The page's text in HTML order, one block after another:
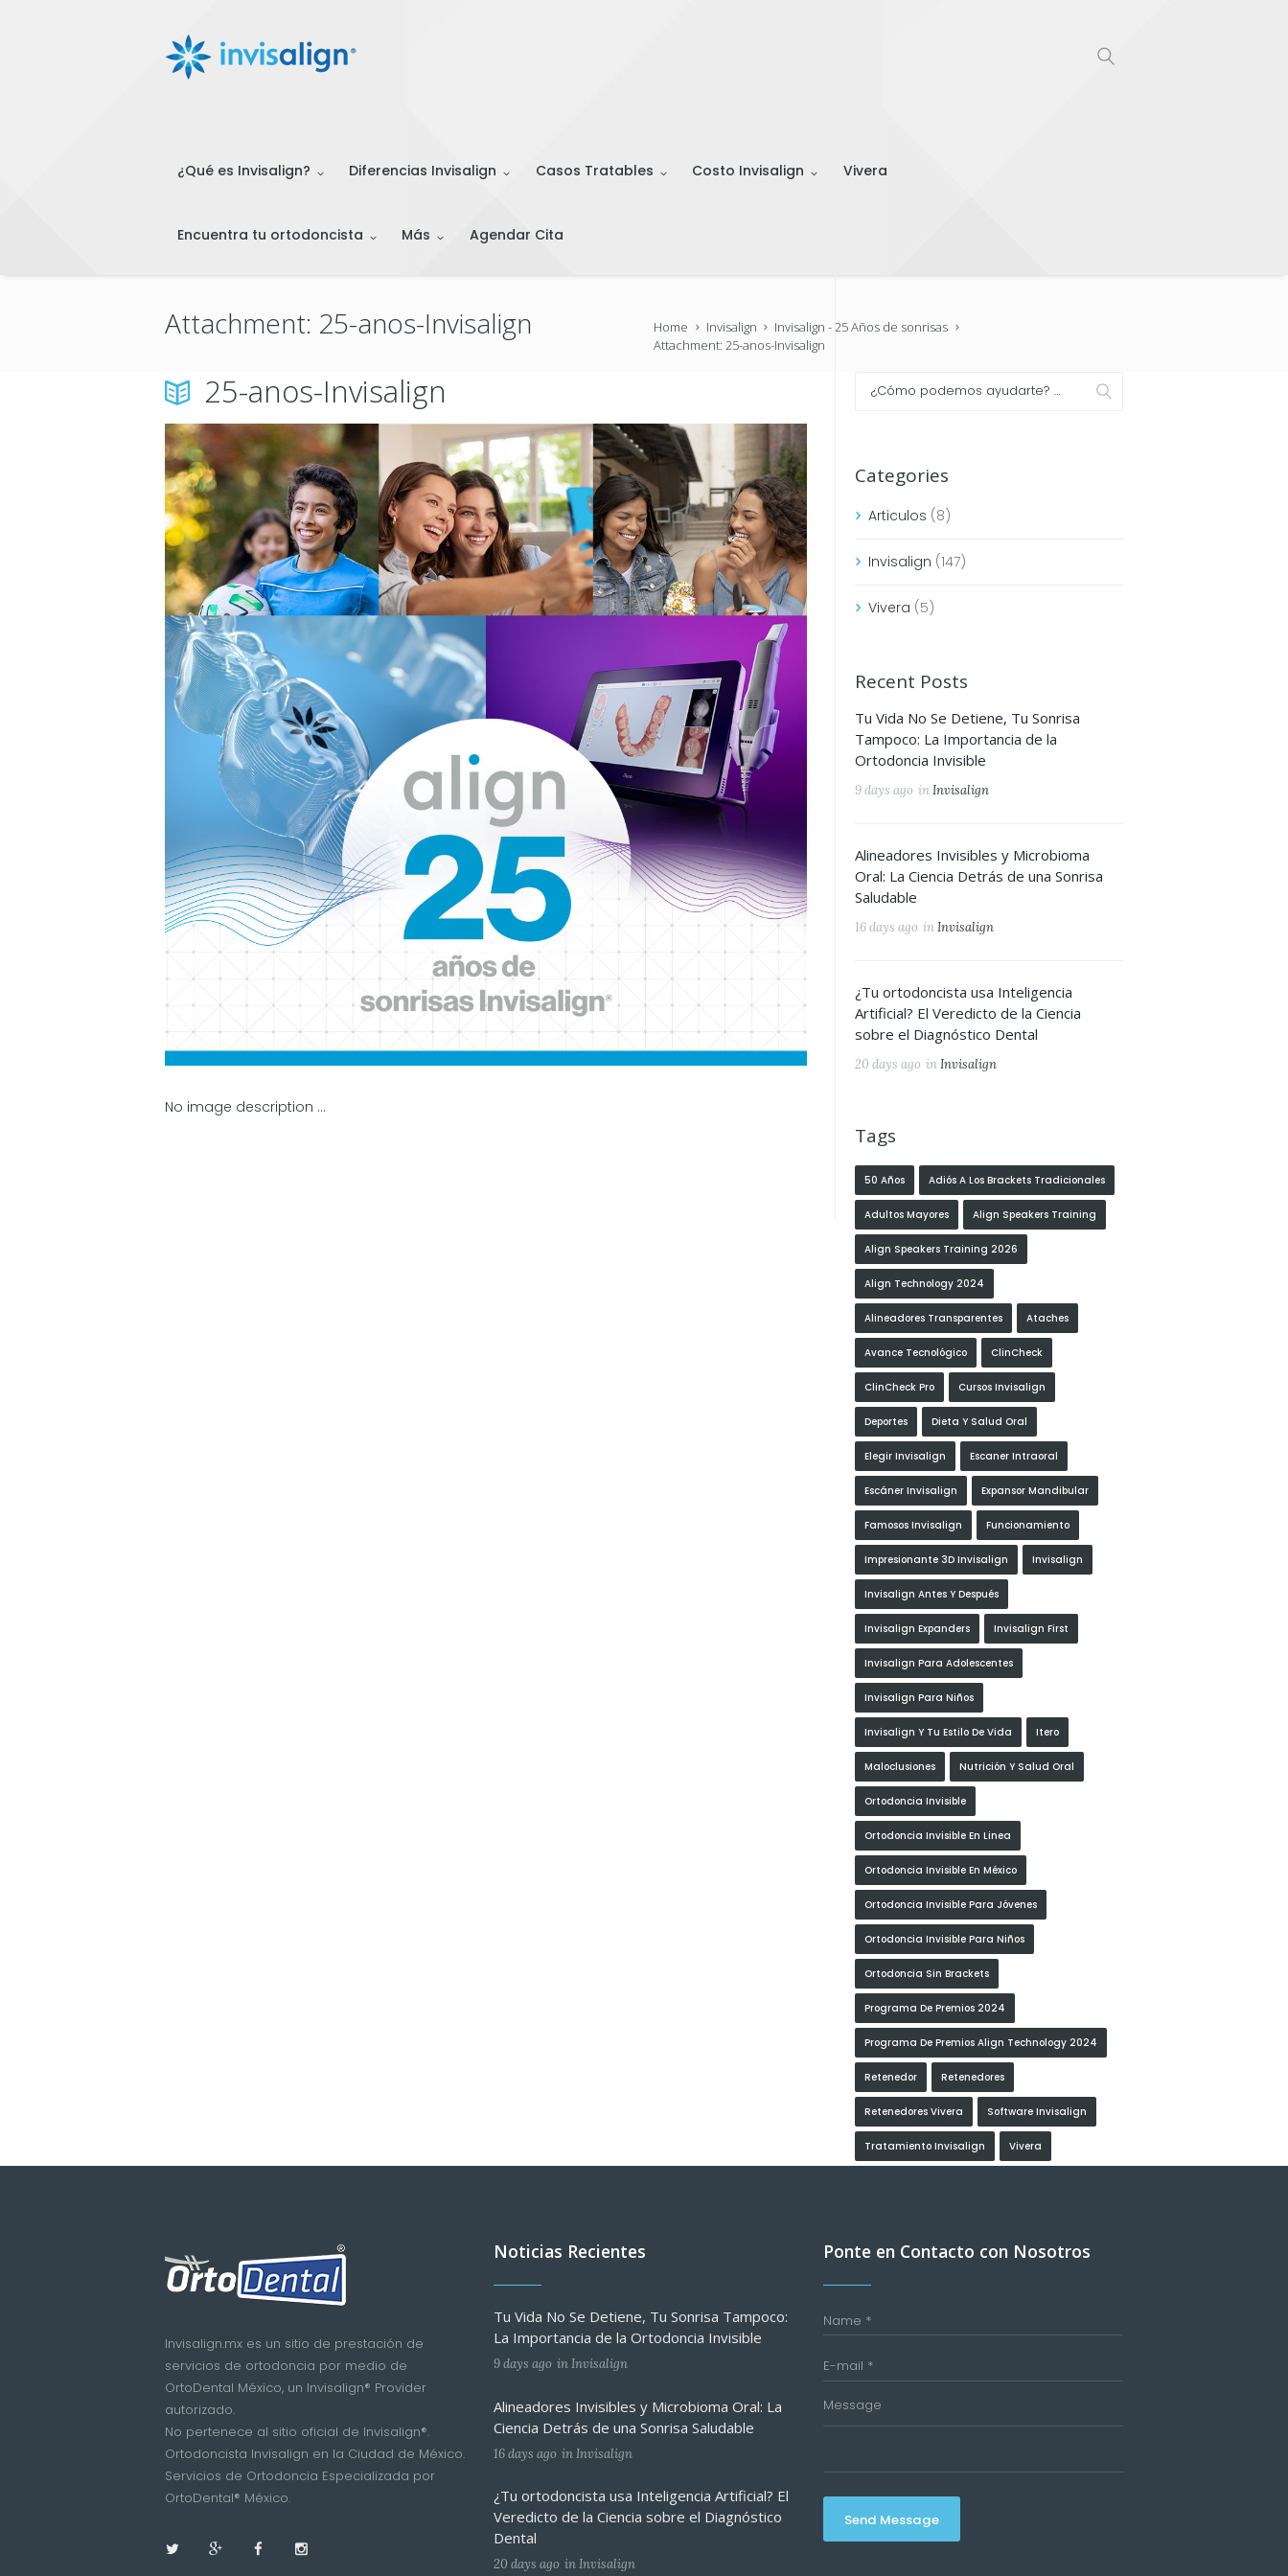
¿Qué es Invisalign? Diferencias Invisalign Casos Tratables Costo Invisalign Vivera
Encuentra tu ortodoncista Más Agendar Cita
Attachment: 25-anos-Invisalign Home Invisalign
Invisalign - 25 Años de sonrisas
Attachment: 25-anos-Invisalign
25-anos-Invisalign
Next item
No image description ...
Categories
Articulos (8)
Invisalign (147)
Vivera (5)
Recent Posts
Tu Vida No Se Detiene, Tu Sonrisa
Tampoco: La Importancia de la
Ortodoncia Invisible
9 days ago inInvisalign
Alineadores Invisibles y Microbioma
Oral: La Ciencia Detrás de una Sonrisa
Saludable
16 days ago inInvisalign
¿Tu ortodoncista usa Inteligencia
Artificial? El Veredicto de la Ciencia
sobre el Diagnóstico Dental
20 days ago inInvisalign
Tags
50 Años Adiós A Los Brackets Tradicionales
Adultos Mayores Align Speakers Training
Align Speakers Training 2026
Align Technology 2024
Alineadores Transparentes Ataches
Avance Tecnológico ClinCheck
ClinCheck Pro Cursos Invisalign
Deportes Dieta Y Salud Oral
Elegir Invisalign Escaner Intraoral
Escáner Invisalign Expansor Mandibular
Famosos Invisalign Funcionamiento
Impresionante 3D Invisalign Invisalign
Invisalign Antes Y Después
Invisalign Expanders Invisalign First
Invisalign Para Adolescentes
Invisalign Para Niños
Invisalign Y Tu Estilo De Vida Itero
Maloclusiones Nutrición Y Salud Oral
Ortodoncia Invisible
Ortodoncia Invisible En Linea
Ortodoncia Invisible En México
Ortodoncia Invisible Para Jóvenes
Ortodoncia Invisible Para Niños
Ortodoncia Sin Brackets
Programa De Premios 2024
Programa De Premios Align Technology 2024
Retenedor Retenedores
Retenedores Vivera Software Invisalign
Tratamiento Invisalign Vivera
Invisalign.mx es un sitio de prestación de
servicios de ortodoncia por medio de
OrtoDental México, un Invisalign® Provider
autorizado.
No pertenece al sitio oficial de Invisalign®.
Ortodoncista Invisalign en la Ciudad de México.
Servicios de Ortodoncia Especializada por
OrtoDental® México.
Noticias Recientes
Tu Vida No Se Detiene, Tu Sonrisa Tampoco:
La Importancia de la Ortodoncia Invisible
9 days ago inInvisalign
Alineadores Invisibles y Microbioma Oral: La
Ciencia Detrás de una Sonrisa Saludable
16 days ago inInvisalign
¿Tu ortodoncista usa Inteligencia Artificial? El
Veredicto de la Ciencia sobre el Diagnóstico
Dental
20 days ago inInvisalign
Ponte en Contacto con Nosotros
Send Message